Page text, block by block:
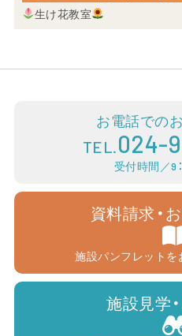
生け花教室
お電話での
TEL.024-
受付時間／9
資料請求・
施設パンフレットを
施設見学